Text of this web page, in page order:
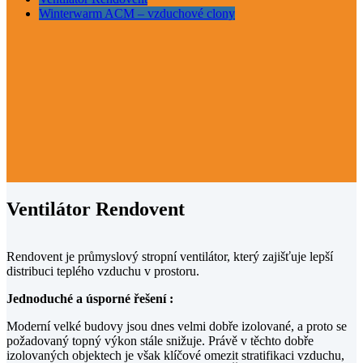
Winterwarm ACM – vzduchové clony
Ventilátor Rendovent
Rendovent je průmyslový stropní ventilátor, který zajišťuje lepší
distribuci teplého vzduchu v prostoru.
Jednoduché a úsporné řešení :
Moderní velké budovy jsou dnes velmi dobře izolované, a proto se
požadovaný topný výkon stále snižuje. Právě v těchto dobře
izolovaných objektech je však klíčové omezit stratifikaci vzduchu,